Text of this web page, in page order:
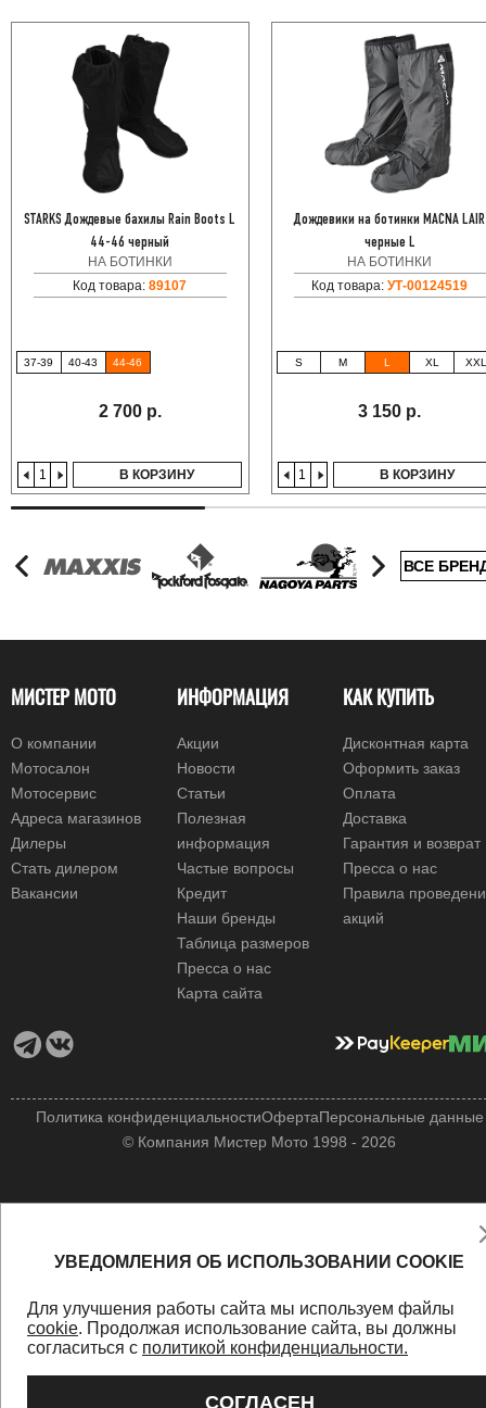
STARKS Дождевые бахилы Rain Boots L
44-46 черный
НА БОТИНКИ
Код товара:89107
37-39 40-43 44-46
2 700 р.
В КОРЗИНУ
Дождевики на ботинки MACNA LAIR
черные L
НА БОТИНКИ
Код товара:УТ-00124519
S M L XL XXL
3 150 р.
В КОРЗИНУ
ВСЕ
МИСТЕР МОТО
О компании
Мотосалон
Мотосервис
Адреса магазинов
Дилеры
Стать дилером
Вакансии
ИНФОРМАЦИЯ
Акции
Новости
Статьи
Полезная
информация
Частые вопросы
Кредит
Наши бренды
Таблица размеров
Пресса о нас
Карта сайта
КАК КУПИТЬ
Дисконтная карта
Оформить заказ
Оплата
Доставка
Гарантия и возврат
Пресса о нас
Правила
акций
© Компания Мистер Мото 1998 - 2026
Политика конфиденциальностиОфертаПерсональные данные
УВЕДОМЛЕНИЯ ОБ ИСПОЛЬЗОВАНИИ COOKIE
Для улучшения работы сайта мы используем файлы
cookie. Продолжая использование сайта, вы должны
согласиться с политикой конфиденциальности.
СОГЛАСЕН